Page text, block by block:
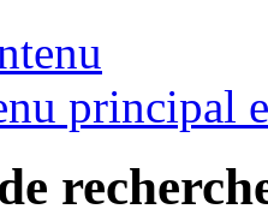
principal